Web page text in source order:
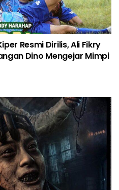
Resmi Dirilis, Ali Fikry
Dino Mengejar Mimpi